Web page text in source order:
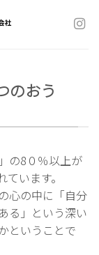
のおう
の8０％以上が
います。
心の中に「自分
る」という深い
ということで